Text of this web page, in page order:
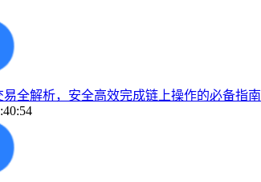
易全解析，安全高效完成链上操作的必备指南